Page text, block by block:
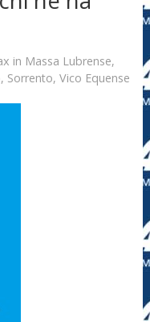
in Massa Lubrense,
, Sorrento, Vico Equense